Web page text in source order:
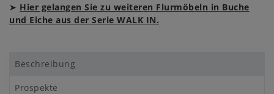
➤ Hier gelangen Sie zu weiteren Flurmöbeln in Buche
und Eiche aus der Serie WALK IN.
Beschreibung
Prospekte